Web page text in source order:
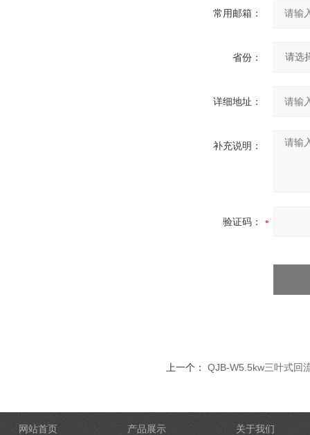
常用邮箱：
省份：
详细地址：
补充说明：
验证码：
上一个： QJB-W5.5kw三叶式回
网站首页 产品展示 关于我们